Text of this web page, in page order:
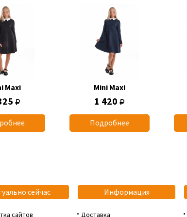
Maxi Mini Maxi
1 420
Подробнее
сейчас
сайтов
Информация
Доставка